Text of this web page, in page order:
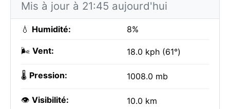
Mis à jour à 21:45 aujourd'hui
💧 Humidité: 8%
🌬️ Vent: 18.0 kph (61°)
🌡️ Pression: 1008.0 mb
👁️ Visibilité: 10.0 km